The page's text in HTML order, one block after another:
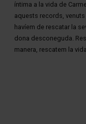
íntima a la vida de
aquests records,
havíem de rescatar la
dona desconeguda.
manera, rescatem la